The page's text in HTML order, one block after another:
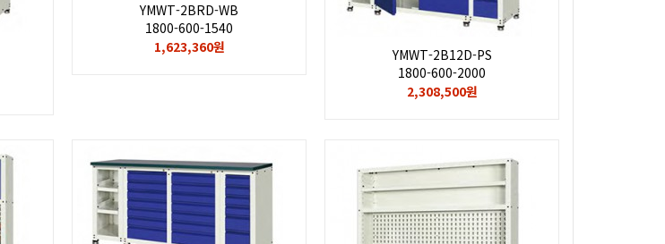
YMWT-2BRD-WB
1800-600-1540
1,623,360원
YMWT-2B12D-PS
1800-600-2000
2,308,500원